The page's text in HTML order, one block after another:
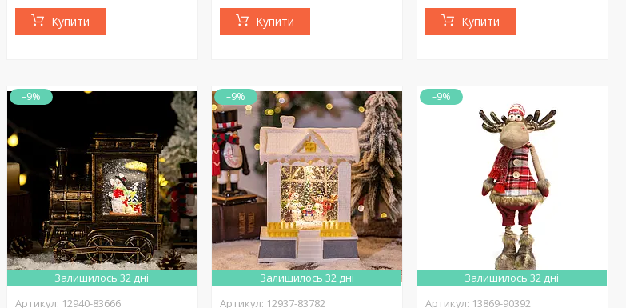
Купити Купити Купити
–9%
Залишилось 32 дні
12940-83666
–9%
Залишилось 32 дні
12937-83782
–9%
Залишилось 32 дні
13869-90392